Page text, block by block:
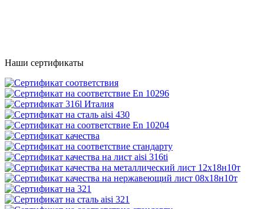
Наши сертификаты